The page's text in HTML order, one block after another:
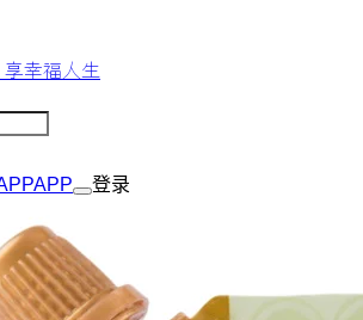
幸福人生
APP 登录